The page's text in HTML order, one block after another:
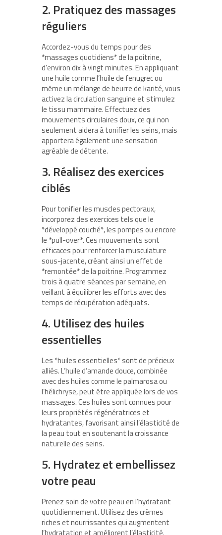
2. Pratiquez des massages
réguliers
Accordez-vous du temps pour des
*massages quotidiens* de la poitrine,
d’environ dix à vingt minutes. En appliquant
une huile comme l’huile de fenugrec ou
même un mélange de beurre de karité, vous
activez la circulation sanguine et stimulez
le tissu mammaire. Effectuez des
mouvements circulaires doux, ce qui non
seulement aidera à tonifier les seins, mais
apportera également une sensation
agréable de détente.
3. Réalisez des exercices
ciblés
Pour tonifier les muscles pectoraux,
incorporez des exercices tels que le
*développé couché*, les pompes ou encore
le *pull-over*. Ces mouvements sont
efficaces pour renforcer la musculature
sous-jacente, créant ainsi un effet de
*remontée* de la poitrine. Programmez
trois à quatre séances par semaine, en
veillant à équilibrer les efforts avec des
temps de récupération adéquats.
4. Utilisez des huiles
essentielles
Les *huiles essentielles* sont de précieux
alliés. L’huile d’amande douce, combinée
avec des huiles comme le palmarosa ou
l’hélichryse, peut être appliquée lors de vos
massages. Ces huiles sont connues pour
leurs propriétés régénératrices et
hydratantes, favorisant ainsi l’élasticité de
la peau tout en soutenant la croissance
naturelle des seins.
5. Hydratez et embellissez
votre peau
Prenez soin de votre peau en l’hydratant
quotidiennement. Utilisez des crèmes
riches et nourrissantes qui augmentent